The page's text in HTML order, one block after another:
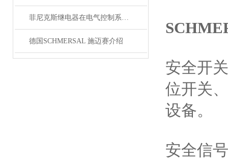
菲尼克斯继电器在电气控制系统中的应用
德国SCHMERSAL 施迈赛介绍
安全开
位开关
设备。
安全信